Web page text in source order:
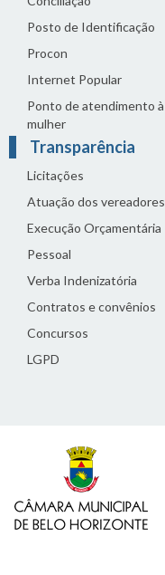
Posto de Identificação
Procon
Internet Popular
Ponto de atendimento à
mulher
Transparência
Licitações
Atuação dos vereadores
Execução Orçamentária
Pessoal
Verba Indenizatória
Contratos e convênios
Concursos
LGPD